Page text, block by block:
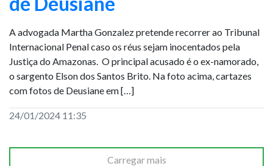
A advogada Martha Gonzalez pretende recorrer ao Tribunal
Internacional Penal caso os réus sejam inocentados pela
Justiça do Amazonas. O principal acusado é o ex-namorado,
o sargento Elson dos Santos Brito. Na foto acima, cartazes
com fotos de Deusiane em […]
24/01/2024 11:35
Carregar mais